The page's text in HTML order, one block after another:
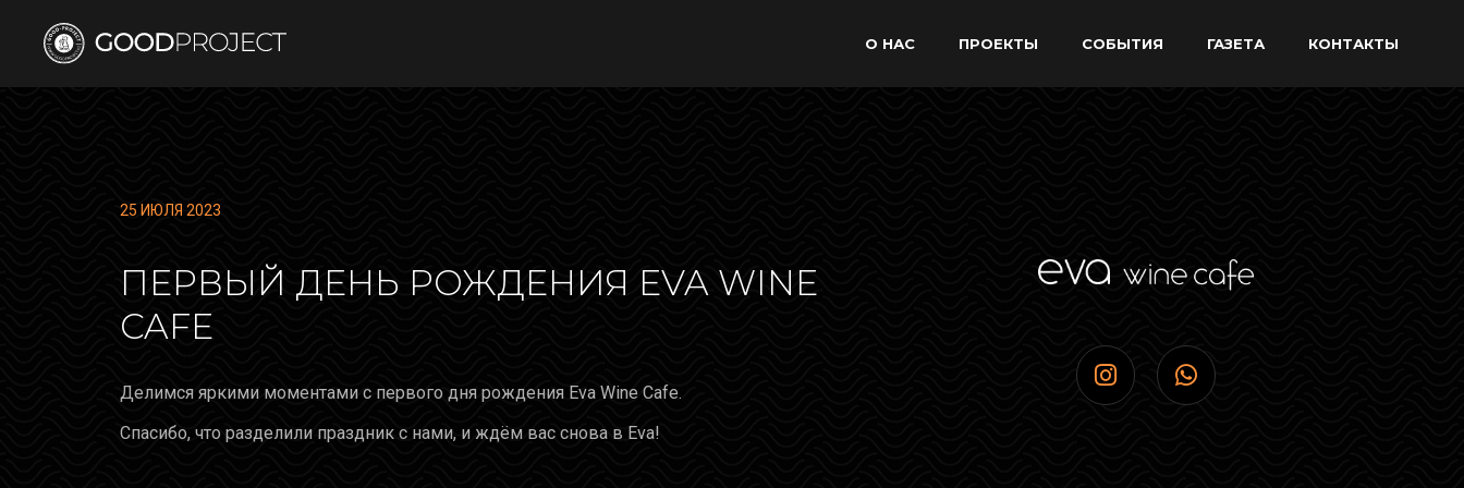
О НАС ПРОЕКТЫ CОБЫТИЯ ГАЗЕТА КОНТАКТЫ
25 ИЮЛЯ 2023
ПЕРВЫЙ ДЕНЬ РОЖДЕНИЯ EVA WINE
CAFE
Делимся яркими моментами с первого дня рождения Eva Wine Cafe.
Спасибо, что разделили праздник с нами, и ждём вас снова в Eva!